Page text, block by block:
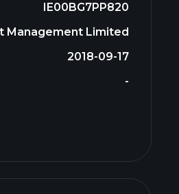
IE00BG7PP820
Management Limited
2018-09-17
-